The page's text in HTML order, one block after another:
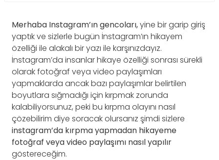
Merhaba Instagram’ın gencoları,yine bir garip giriş
yaptık ve sizlerle bugün İnstagram’ın hikayem
özelliği ile alakalı bir yazı ile karşınızdayız.
İnstagram’da insanlar hikaye özelliği sonrası sürekli
olarak fotoğraf veya video paylaşımları
yapmaklarda ancak bazı paylaşımlar belirtilen
boyutlara sığmadığı için kırpmak zorunda
kalabiliyorsunuz, peki bu kırpma olayını nasıl
çözebilirim diye soracak olursanız şimdi sizlere
instagram’da kırpma yapmadan hikayeme
fotoğraf veya video paylaşımı nasıl yapılır
göstereceğim.